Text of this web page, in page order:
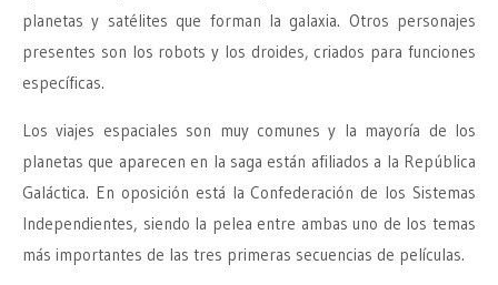
planetas y satélites que forman la galaxia. Otros personajes
presentes son los robots y los droides, criados para funciones
específicas.
Los viajes espaciales son muy comunes y la mayoría de los
planetas que aparecen en la saga están afiliados a la República
Galáctica. En oposición está la Confederación de los Sistemas
Independientes, siendo la pelea entre ambas uno de los temas
más importantes de las tres primeras secuencias de películas.